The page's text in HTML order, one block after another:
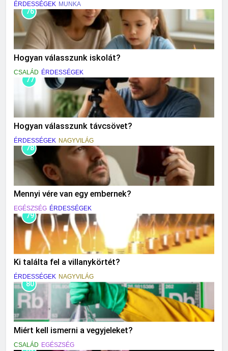
ÉRDESSÉGEK MUNKA
76
Hogyan válasszunk iskolát?
CSALÁD ÉRDESSÉGEK
77
Hogyan válasszunk távcsövet?
ÉRDESSÉGEK NAGYVILÁG
78
Mennyi vére van egy embernek?
EGÉSZSÉG ÉRDESSÉGEK
79
Ki találta fel a villanykörtét?
ÉRDESSÉGEK NAGYVILÁG
80
Miért kell ismerni a vegyjeleket?
CSALÁD EGÉSZSÉG